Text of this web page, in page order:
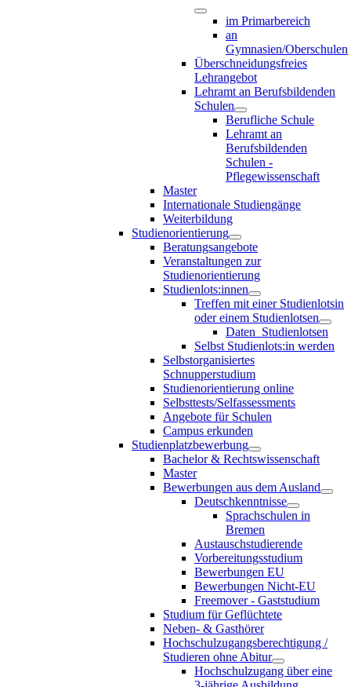
im Primarbereich
an
Gymnasien/Oberschulen
Überschneidungsfreies
Lehrangebot
Lehramt an Berufsbildenden
Schulen
Berufliche Schule
Lehramt an
Berufsbildenden
Schulen -
Pflegewissenschaft
Master
Internationale Studiengänge
Weiterbildung
Studienorientierung
Beratungsangebote
Veranstaltungen zur
Studienorientierung
Studienlots:innen
Treffen mit einer Studienlotsin
oder einem Studienlotsen
Daten_Studienlotsen
Selbst Studienlots:in werden
Selbstorganisiertes
Schnupperstudium
Studienorientierung online
Selbsttests/Selfassessments
Angebote für Schulen
Campus erkunden
Studienplatzbewerbung
Bachelor & Rechtswissenschaft
Master
Bewerbungen aus dem Ausland
Deutschkenntnisse
Sprachschulen in
Bremen
Austauschstudierende
Vorbereitungsstudium
Bewerbungen EU
Bewerbungen Nicht-EU
Freemover - Gaststudium
Studium für Geflüchtete
Neben- & Gasthörer
Hochschulzugangsberechtigung /
Studieren ohne Abitur
Hochschulzugang über eine